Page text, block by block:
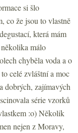
si šlo
co že jsou to vlastně
která mám
málo
chyběla voda a o
celé zvláštní a moc
dobrých, zajímavých
série vzorků
:o) Několik
nejen z Moravy,